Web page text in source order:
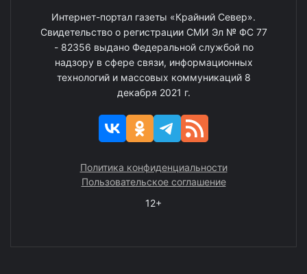
Интернет-портал газеты «Крайний Север».
Свидетельство о регистрации СМИ Эл № ФС 77
- 82356 выдано Федеральной службой по
надзору в сфере связи, информационных
технологий и массовых коммуникаций 8
декабря 2021 г.
Политика конфиденциальности
Пользовательское соглашение
12+